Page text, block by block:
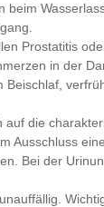
Prostatitis
in der
die
Ausschluss
Bei der